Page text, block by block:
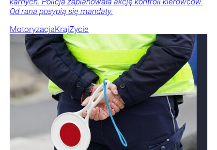
Od rana posypią się mandaty.
MotoryzacjaKrajŻycie